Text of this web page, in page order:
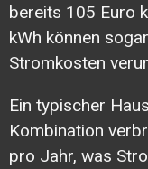
bereits 105 Euro
kWh können
Stromkosten
Ein typischer
Kombination
pro Jahr, was